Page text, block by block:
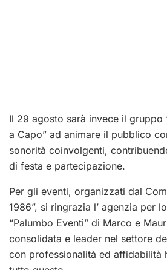
Il 29 agosto sarà invece il gruppo
a Capo” ad animare il pubblico
sonorità coinvolgenti,
di festa e partecipazione.
Per gli eventi, organizzati dal
1986”, si ringrazia l’ agenzia per
“Palumbo Eventi” di Marco e
consolidata e leader nel settore
con professionalità ed affidabilità